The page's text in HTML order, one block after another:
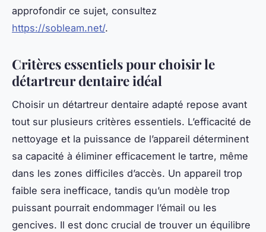
approfondir ce sujet, consultez
https://sobleam.net/.
Critères essentiels pour choisir le
détartreur dentaire idéal
Choisir un détartreur dentaire adapté repose avant
tout sur plusieurs critères essentiels. L’efficacité de
nettoyage et la puissance de l’appareil déterminent
sa capacité à éliminer efficacement le tartre, même
dans les zones difficiles d’accès. Un appareil trop
faible sera inefficace, tandis qu’un modèle trop
puissant pourrait endommager l’émail ou les
gencives. Il est donc crucial de trouver un équilibre